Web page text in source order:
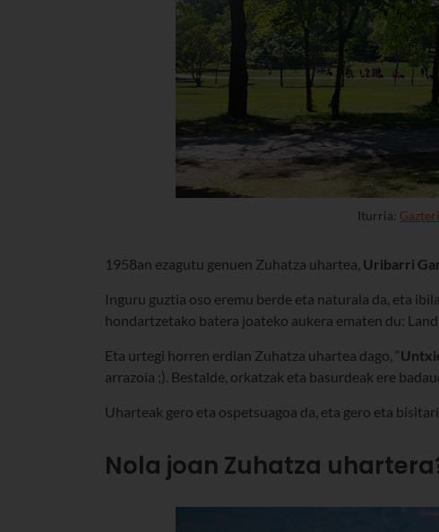
Iturria:
1958an ezagutu genuen Zuhatza uhartea, Uribarri
Inguru guztia oso eremu berde eta naturala da, eta
hondartzetako batera joateko aukera ematen du:
Eta urtegi horren erdian Zuhatza uhartea dago, “
arrazoia ;). Bestalde, orkatzak eta basurdeak ere
Uharteak gero eta ospetsuagoa da, eta gero eta
Nola joan Zuhatza